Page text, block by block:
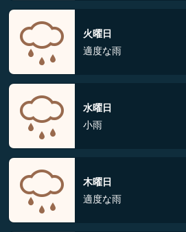
火曜日
適度な雨
水曜日
小雨
木曜日
適度な雨